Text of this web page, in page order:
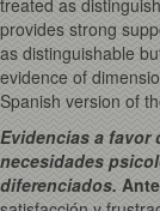
treated as
provides strong
as distinguishable
evidence of
Spanish version of
Evidencias a favor
necesidades
diferenciados.